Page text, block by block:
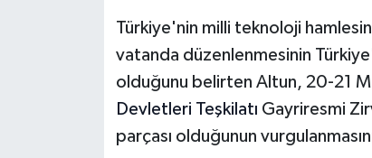
Türkiye'nin milli teknoloji
vatanda düzenlenmesinin
olduğunu belirten Altun, 20-21
Devletleri Teşkilatı Gayriresmi
parçası olduğunun